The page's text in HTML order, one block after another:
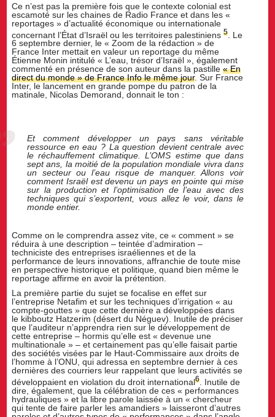
Ce n’est pas la première fois que le contexte colonial est
escamoté sur les chaines de Radio France et dans les «
reportages » d’actualité économique ou internationale
concernant l’État d’Israël ou les territoires palestiniens5
. Le
6 septembre dernier, le « Zoom de la rédaction » de
France Inter mettait en valeur un reportage du même
Étienne Monin intitulé « L’eau, trésor d’Israël », également
commenté en présence de son auteur dans la pastille« En
direct du monde » de France Info le même jour. Sur France
Inter, le lancement en grande pompe du patron de la
matinale, Nicolas Demorand, donnait le ton :
Et comment développer un pays sans véritable
ressource en eau ? La question devient centrale avec
le réchauffement climatique. L’OMS estime que dans
sept ans, la moitié de la population mondiale vivra dans
un secteur ou l’eau risque de manquer. Allons voir
comment Israël est devenu un pays en pointe qui mise
sur la production et l’optimisation de l’eau avec des
techniques qui s’exportent, vous allez le voir, dans le
monde entier.
Comme on le comprendra assez vite, ce « comment » se
réduira à une description – teintée d’admiration –
techniciste des entreprises israéliennes et de la
performance de leurs innovations, affranchie de toute mise
en perspective historique et politique, quand bien même le
reportage affirme en avoir la prétention.
La première partie du sujet se focalise en effet sur
l’entreprise Netafim et sur les techniques d’irrigation « au
compte-gouttes » que cette dernière a développées dans
le kibboutz Hatzerim (désert du Néguev). Inutile de préciser
que l’auditeur n’apprendra rien sur le développement de
cette entreprise – hormis qu’elle est « devenue une
multinationale » – et certainement pas qu’elle faisait partie
des sociétés visées par le Haut-Commissaire aux droits de
l’homme à l’ONU, qui adressa en septembre dernier à ces
dernières des courriers leur rappelant que leurs activités se
développaient en violation du droit international6
. Inutile de
dire, également, que la célébration de ces « performances
hydrauliques » et la libre parole laissée à un « chercheur
qui tente de faire parler les amandiers » laisseront d’autres